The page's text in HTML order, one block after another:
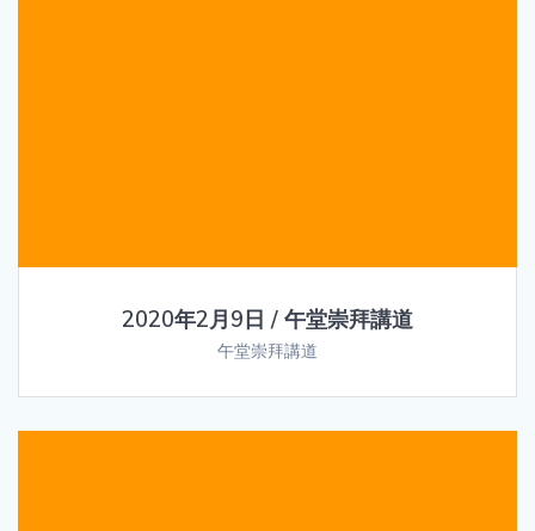
2020年2月9日 / 午堂崇拜講道
午堂崇拜講道